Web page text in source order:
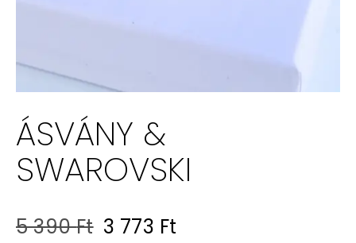
ÁSVÁNY &
SWAROVSKI
5 390Ft Original
3 773 Ft